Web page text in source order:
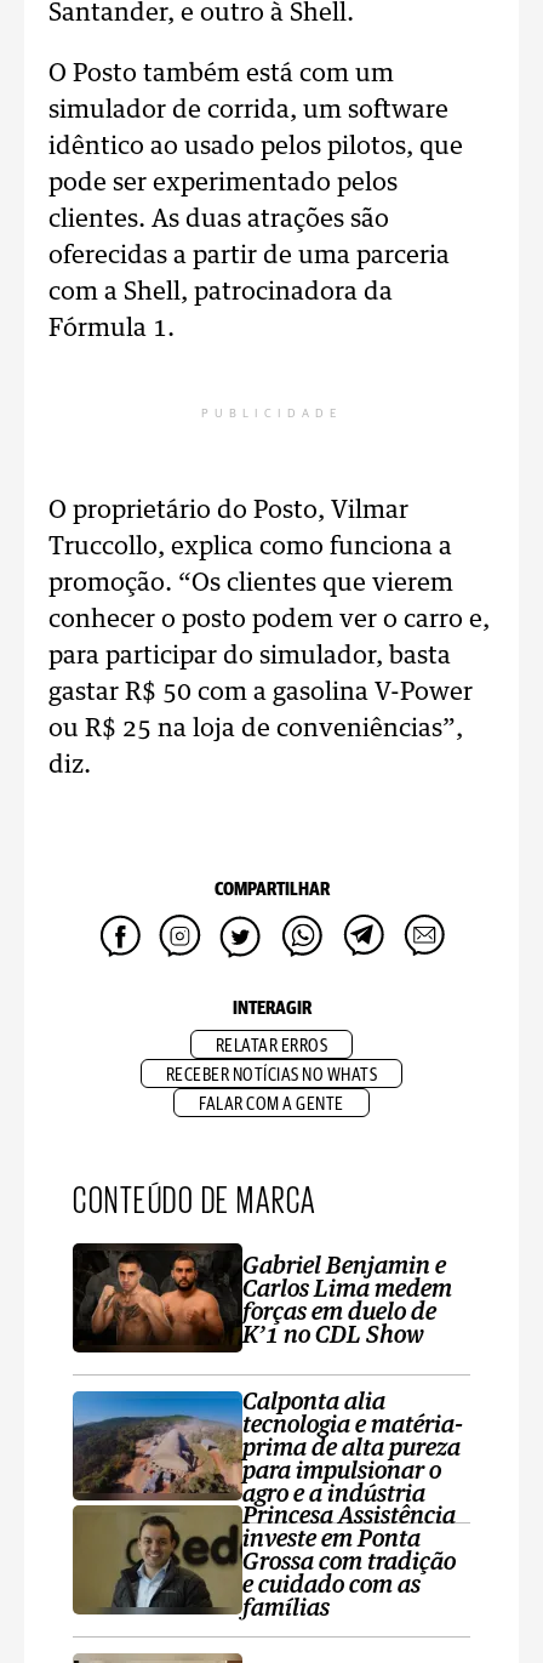
Santander, e outro à Shell.
O Posto também está com um
simulador de corrida, um software
idêntico ao usado pelos pilotos, que
pode ser experimentado pelos
clientes. As duas atrações são
oferecidas a partir de uma parceria
com a Shell, patrocinadora da
Fórmula 1.
PUBLICIDADE
O proprietário do Posto, Vilmar
Truccollo, explica como funciona a
promoção. “Os clientes que vierem
conhecer o posto podem ver o carro e,
para participar do simulador, basta
gastar R$ 50 com a gasolina V-Power
ou R$ 25 na loja de conveniências”,
diz.
COMPARTILHAR
INTERAGIR
RELATAR ERROS
RECEBER NOTÍCIAS NO WHATS
FALAR COM A GENTE
CONTEÚDO DE MARCA
Gabriel Benjamin e
Carlos Lima medem
forças em duelo de
K’1 no CDL Show
Calponta alia
tecnologia e matéria-
prima de alta pureza
para impulsionar o
agro e a indústria
Princesa Assistência
investe em Ponta
Grossa com tradição
e cuidado com as
famílias